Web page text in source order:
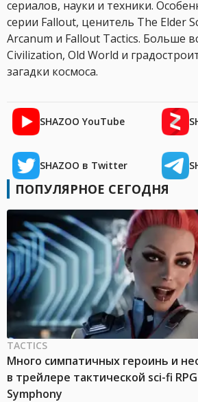
сериалов, науки и техники.
серии Fallout, ценитель The Elder
Arcanum и Fallout Tactics. Больше
Civilization, Old World и
загадки космоса.
SHAZOO YouTube
SHAZOO в Twitter
ПОПУЛЯРНОЕ СЕГОДНЯ
TACTICS
Много симпатичных героинь и
в трейлере тактической sci-fi
Symphony